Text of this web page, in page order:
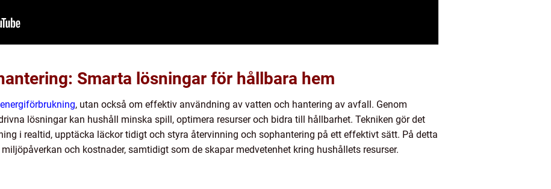
Smarta lösningar för hållbara hem
energiförbrukning, utan också om effektiv användning av vatten och hantering av avfall. Genom
lösningar kan hushåll minska spill, optimera resurser och bidra till hållbarhet. Tekniken gör det
i realtid, upptäcka läckor tidigt och styra återvinning och sophantering på ett effektivt sätt. På detta
och kostnader, samtidigt som de skapar medvetenhet kring hushållets resurser.